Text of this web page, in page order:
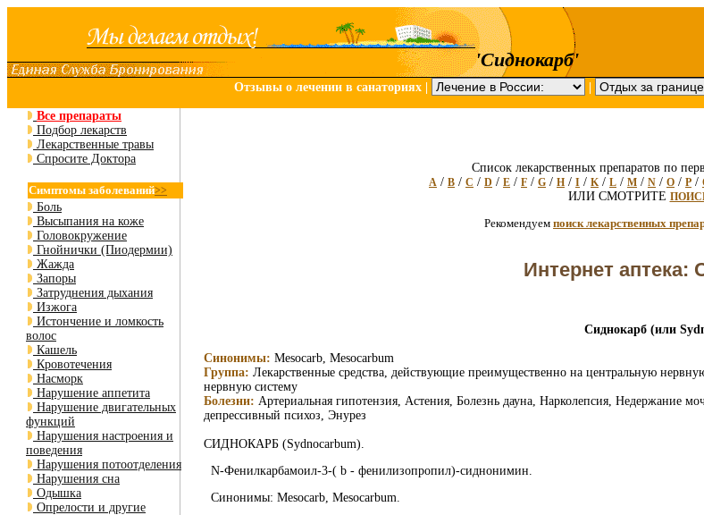
'Сиднокарб'
Отзывы о лечении в санаториях
Все препараты
Подбор лекарств
Лекарственные травы
Спросите Доктора
Симптомы заболеваний>>
Боль
Высыпания на коже
Головокружение
Гнойнички (Пиодермии)
Жажда
Запоры
Затруднения дыхания
Изжога
Истончение и ломкость
волос
Кашель
Кровотечения
Насморк
Нарушение аппетита
Нарушение двигательных
функций
Нарушения настроения и
поведения
Нарушения потоотделения
Нарушения сна
Одышка
Опрелости и другие
Список лекарственных препаратов по
A / B / C / D / E / F / G / H / I / K/ L / M / N / O / P /
ИЛИ СМОТРИТЕ
Рекомендуем поиск лекарственных
Интернет аптека:
Сиднокарб (или
Синонимы: Mesocarb, Mesocarbum
Группа: Лекарственные средства, действующие преимущественно на центральную
нервную систему
Болезни: Артериальная гипотензия, Астения, Болезнь дауна, Нарколепсия, Недержание
депрессивный психоз, Энурез
СИДНОКАРБ (Sydnocarbum).
N-Фенилкарбамоил-3-( b - фенилизопропил)-сиднонимин.
Синонимы: Mesocarb, Mesocarbum.